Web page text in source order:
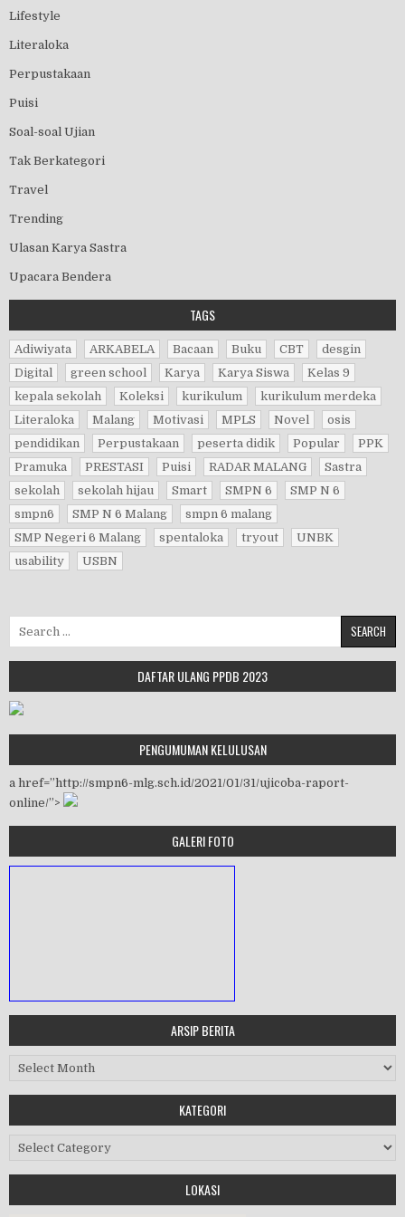
Lifestyle
Literaloka
Perpustakaan
Puisi
Soal-soal Ujian
Tak Berkategori
Travel
Trending
Ulasan Karya Sastra
Upacara Bendera
TAGS
Adiwiyata ARKABELA Bacaan Buku CBT
desgin
Digital
green school Karya Karya Siswa
Kelas 9
kepala sekolah
Koleksi kurikulum
kurikulum merdeka
Literaloka
Malang Motivasi MPLS Novel
osis
pendidikan
Perpustakaan peserta didik Popular
PPK
Pramuka
PRESTASI Puisi RADAR MALANG
Sastra
sekolah
sekolah hijau Smart SMPN 6
SMP N 6
smpn6
SMP N 6 Malang
smpn 6 malang
SMP Negeri 6 Malang
spentaloka tryout
UNBK
usability
USBN
Search for:
DAFTAR ULANG PPDB 2023
PENGUMUMAN KELULUSAN
a href=”http://smpn6-mlg.sch.id/2021/01/31/ujicoba-raport-
online/”>
GALERI FOTO
Workshop Perangkat 2019
ARSIP BERITA
Arsip Berita
KATEGORI
Kategori
LOKASI